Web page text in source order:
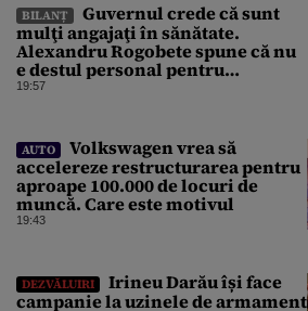
BILANȚ
Guvernul crede că sunt
mulţi angajaţi în sănătate.
Alexandru Rogobete spune că nu
e destul personal pentru
combaterea infecţiilor
19:57
AUTO
Volkswagen vrea să
accelereze restructurarea pentru
aproape 100.000 de locuri de
muncă. Care este motivul
19:43
DEZVĂLUIRI
Irineu Darău își face
campanie la uzinele de armament